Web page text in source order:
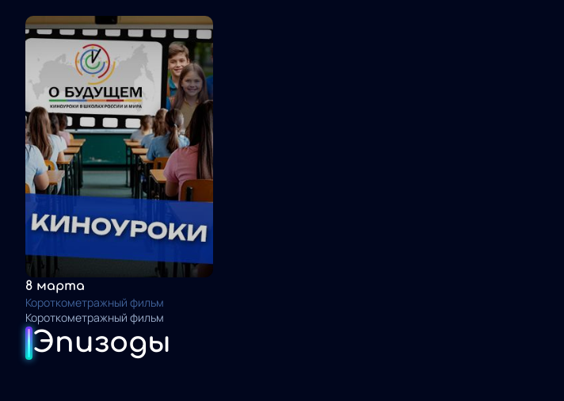
8 марта
Короткометражный фильм
Короткометражный фильм
Эпизоды